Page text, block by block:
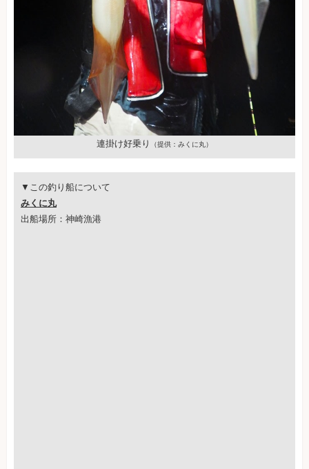
連掛け好乗り （提供：みくに丸）
▼この釣り船について
みくに丸
出船場所：神崎漁港